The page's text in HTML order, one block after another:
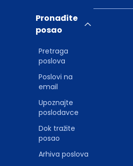
Pronađite
posao
Pretraga
poslova
Poslovi na
email
Upoznajte
poslodavce
Dok tražite
posao
Arhiva poslova